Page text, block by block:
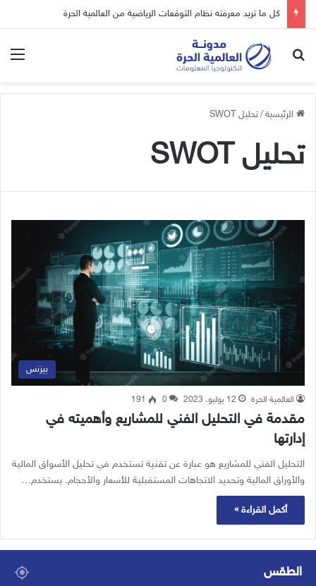
كل ما تريد معرفته نظام التوقعات الرياضية من العالمية الحرة
بحث عن
الرئيسية/تحليل SWOT
تحليل SWOT
بيزنس
العالمية الحرة 12 يوليو، 2023 0
191
مقدمة في التحليل الفني للمشاريع وأهميته في
إدارتها
التحليل الفني للمشاريع هو عبارة عن تقنية تستخدم في تحليل الأسواق المالية
والأوراق المالية وتحديد الاتجاهات المستقبلية للأسعار والأحجام. يستخدم…
أكمل القراءة »
الطقس